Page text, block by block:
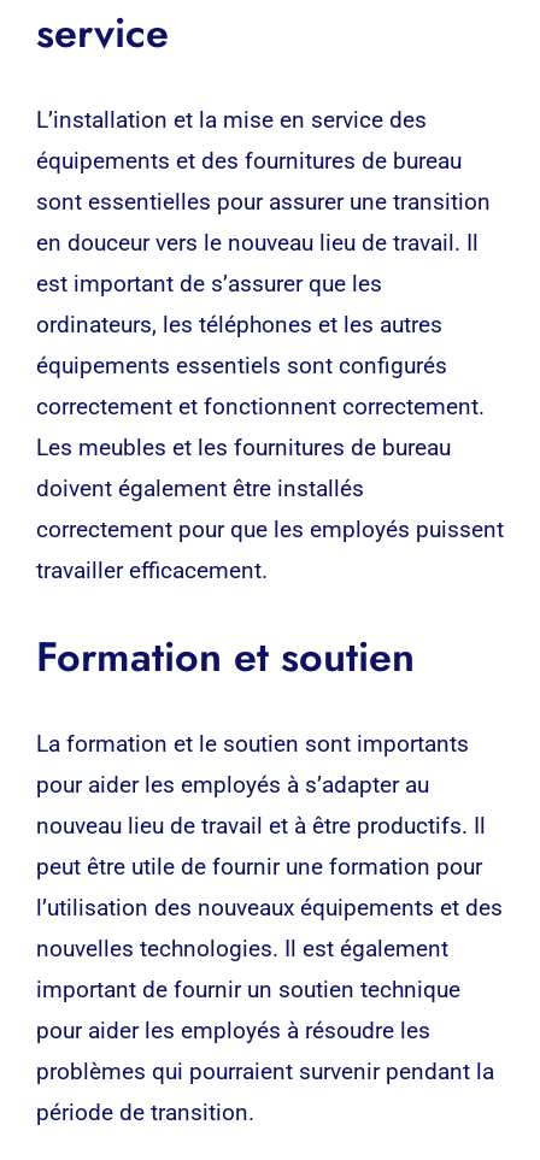
service
L’installation et la mise en service des
équipements et des fournitures de bureau
sont essentielles pour assurer une transition
en douceur vers le nouveau lieu de travail. Il
est important de s’assurer que les
ordinateurs, les téléphones et les autres
équipements essentiels sont configurés
correctement et fonctionnent correctement.
Les meubles et les fournitures de bureau
doivent également être installés
correctement pour que les employés puissent
travailler efficacement.
Formation et soutien
La formation et le soutien sont importants
pour aider les employés à s’adapter au
nouveau lieu de travail et à être productifs. Il
peut être utile de fournir une formation pour
l’utilisation des nouveaux équipements et des
nouvelles technologies. Il est également
important de fournir un soutien technique
pour aider les employés à résoudre les
problèmes qui pourraient survenir pendant la
période de transition.